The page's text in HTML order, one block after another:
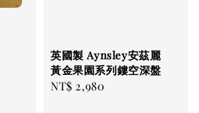
英國製 Aynsley安茲麗
黃金果園系列鏤空深盤
Regular
NT$ 2,980